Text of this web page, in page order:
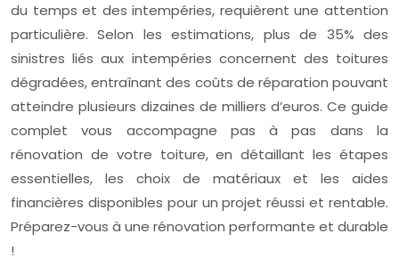
du temps et des intempéries, requièrent une attention
particulière. Selon les estimations, plus de 35% des
sinistres liés aux intempéries concernent des toitures
dégradées, entraînant des coûts de réparation pouvant
atteindre plusieurs dizaines de milliers d’euros. Ce guide
complet vous accompagne pas à pas dans la
rénovation de votre toiture, en détaillant les étapes
essentielles, les choix de matériaux et les aides
financières disponibles pour un projet réussi et rentable.
Préparez-vous à une rénovation performante et durable
!